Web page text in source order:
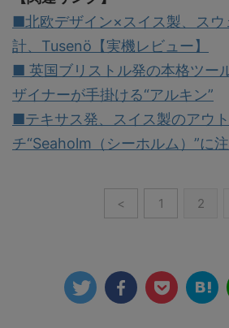
■北欧デザイン×スイス製、スウ
計、Tusenö【実機レビュー】
■ 英国ブリストル発の本格ツー
ザイナーが手掛ける“アルキン”
■テキサス発、スイス製のアウ
チ“Seaholm（シーホルム）”に
< 1 2